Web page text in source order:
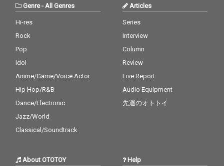
Genre-All Genres
Hi-res
Rock
Pop
Idol
Anime/Game/Voice Actor
Hip Hop/R&B
Dance/Electronic
Jazz/World
Classical/Soundtrack
Articles
Series
Interview
Column
Review
Live Report
Audio Equipment
先週のオトトイ
About OTOTOY Help